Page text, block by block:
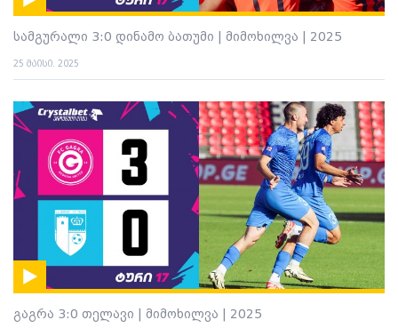
სამგურალი 3:0 დინამო ბათუმი | მიმოხილვა | 2025
25 მაისი. 2025
გაგრა 3:0 თელავი | მიმოხილვა | 2025